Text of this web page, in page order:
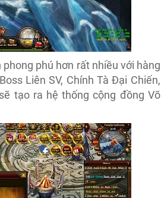
phú hơn rất nhiều với hàng
Liên SV, Chính Tà Đại Chiến,
tạo ra hệ thống cộng đồng Võ